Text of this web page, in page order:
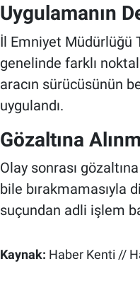
Uygulamanın
İl Emniyet Müdürlüğü
genelinde farklı
aracın sürücüsünün
uygulandı.
Gözaltına
Olay sonrası
bile bırakmamasıyla
suçundan adli işlem
Kaynak: Haber Kenti //